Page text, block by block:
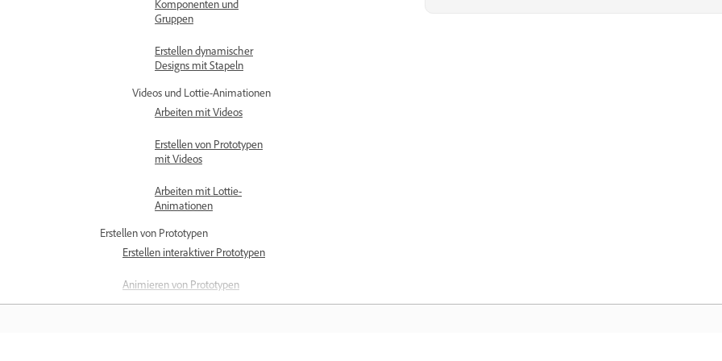
Komponenten und
Gruppen
Erstellen dynamischer
Designs mit Stapeln
Videos und Lottie-Animationen
Arbeiten mit Videos
Erstellen von Prototypen
mit Videos
Arbeiten mit Lottie-
Animationen
Erstellen von Prototypen
Erstellen interaktiver Prototypen
Animieren von Prototypen